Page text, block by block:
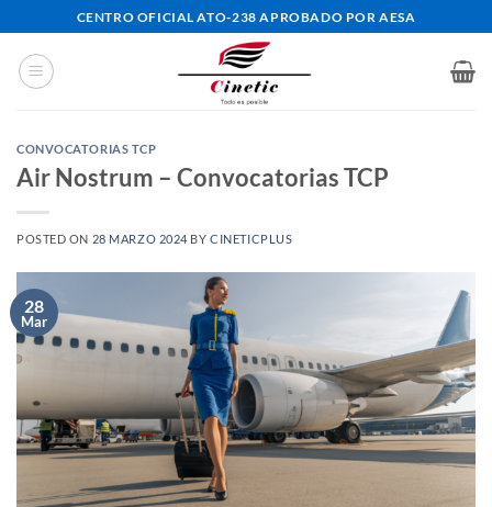
al
contenido
CENTRO OFICIAL ATO-238 APROBADO POR AESA
CONVOCATORIAS TCP
Air Nostrum – Convocatorias TCP
POSTED ON 28 MARZO 2024 BYCINETICPLUS
28
Mar